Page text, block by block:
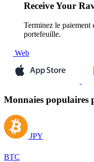
ReceiveYour
Terminez le paiement
portefeuille.
Web
Monnaies populaires
JPY
BTC